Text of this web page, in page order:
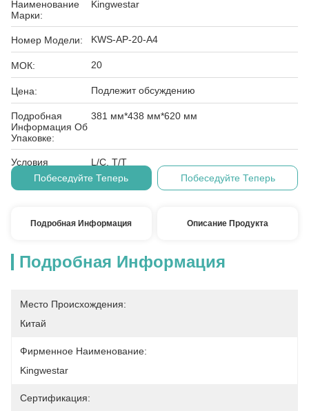
Наименование
Марки:
Kingwestar
Номер Модели: KWS-AP-20-A4
МОК: 20
Цена: Подлежит обсуждению
Подробная
Информация Об
Упаковке:
381 мм*438 мм*620 мм
Условия
Оплаты:
L/C, T/T
Побеседуйте Теперь
Побеседуйте Теперь
Подробная Информация Описание Продукта
Подробная Информация
Место Происхождения:
Китай
Фирменное Наименование:
Kingwestar
Сертификация: